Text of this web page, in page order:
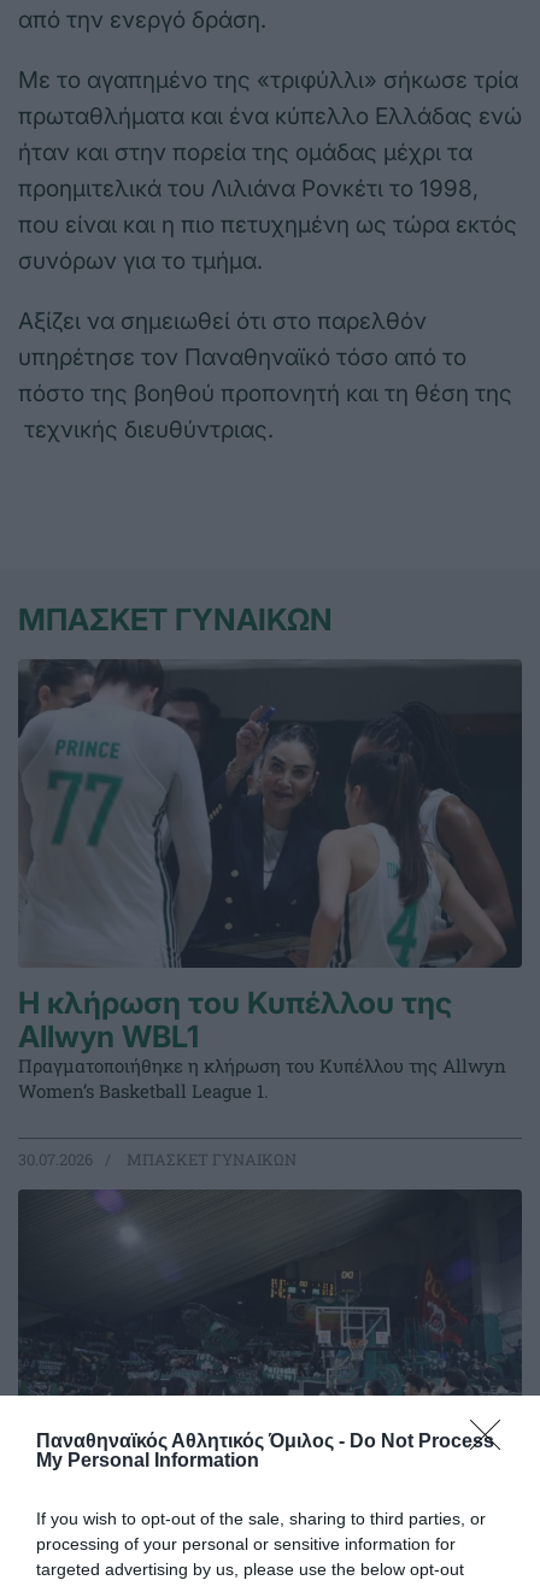
Παναθηναϊκός Αθλητικός Όμιλος - Do Not Process
My Personal Information
If you wish to opt-out of the sale, sharing to third parties, or
processing of your personal or sensitive information for
targeted advertising by us, please use the below opt-out
από την ενεργό δράση.
Με το αγαπημένο της «τριφύλλι» σήκωσε τρία
πρωταθλήματα και ένα κύπελλο Ελλάδας ενώ
ήταν και στην πορεία της ομάδας μέχρι τα
προημιτελικά του Λιλιάνα Ρονκέτι το 1998,
που είναι και η πιο πετυχημένη ως τώρα εκτός
συνόρων για το τμήμα.
Αξίζει να σημειωθεί ότι στο παρελθόν
υπηρέτησε τον Παναθηναϊκό τόσο από το
πόστο της βοηθού προπονητή και τη θέση της
τεχνικής διευθύντριας.
ΜΠΑΣΚΕΤ ΓΥΝΑΙΚΩΝ
Η κλήρωση του Κυπέλλου της
Allwyn WBL1
Πραγματοποιήθηκε η κλήρωση του Κυπέλλου της Allwyn
Women’s Basketball League 1.
30.07.2026 ΜΠΑΣΚΕΤ ΓΥΝΑΙΚΩΝ
Η κλήρωση της Allwyn Women’s
Basketball League 1